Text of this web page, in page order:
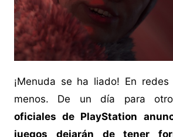
¡Menuda se ha liado! En
menos. De un día para
oficiales de PlayStation
juegos dejarán de tener